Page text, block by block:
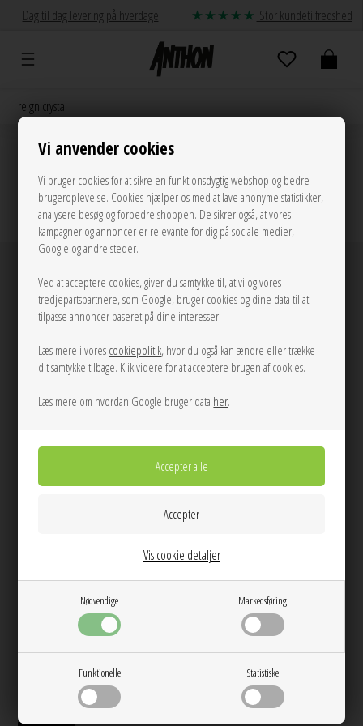
Vi anvender cookies
Vi bruger cookies for at sikre en funktionsdygtig webshop og bedre
brugeroplevelse. Cookies hjælper os med at lave anonyme statistikker,
analysere besøg og forbedre shoppen. De sikrer også, at vores
kampagner og annoncer er relevante for dig på sociale medier,
Google og andre steder.
Ved at acceptere cookies, giver du samtykke til, at vi og vores
tredjepartspartnere, som Google, bruger cookies og dine data til at
tilpasse annoncer baseret på dine interesser.
Læs mere i vores cookiepolitik, hvor du også kan ændre eller trække
dit samtykke tilbage. Klik videre for at acceptere brugen af cookies.
Læs mere om hvordan Google bruger data her.
Nødvendige Markedsføring
Funktionelle Statistiske
Vis cookie detaljer
Dag til dag levering på hverdage Stor kundetilfredshed
@anthon9900
Anthon ©
Om os
Kontakt
Handelsbetingelser
Persondatapolitik
Anthon ApS
Tilmeld dig vores nyhedsbrev
Du kan til enhver tid afmelde dig igen.